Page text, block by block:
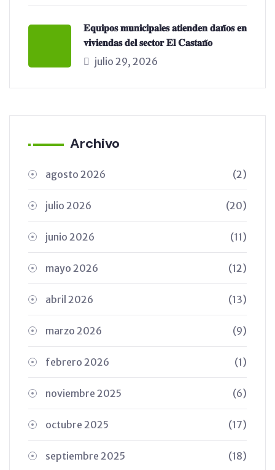
𝐄𝐪𝐮𝐢𝐩𝐨𝐬 𝐦𝐮𝐧𝐢𝐜𝐢𝐩𝐚𝐥𝐞𝐬 𝐚𝐭𝐢𝐞𝐧𝐝𝐞𝐧 𝐝𝐚𝐧̃𝐨𝐬 𝐞𝐧
𝐯𝐢𝐯𝐢𝐞𝐧𝐝𝐚𝐬 𝐝𝐞𝐥 𝐬𝐞𝐜𝐭𝐨𝐫 𝐄𝐥 𝐂𝐚𝐬𝐭𝐚𝐧̃𝐨
julio 29, 2026
Archivo
agosto 2026 (2)
julio 2026 (20)
junio 2026 (11)
mayo 2026 (12)
abril 2026 (13)
marzo 2026 (9)
febrero 2026 (1)
noviembre 2025 (6)
octubre 2025 (17)
septiembre 2025 (18)